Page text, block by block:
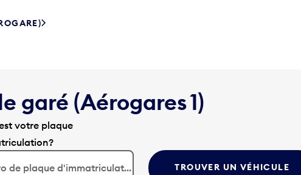
garé (Aérogares 1)
votre plaque
TROUVER UN VÉHICULE